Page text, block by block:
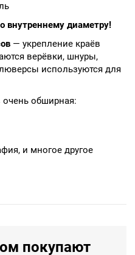
внутреннему диаметру!
— укрепление краёв
верёвки, шнуры,
используются для
обширная:
и многое другое
покупают